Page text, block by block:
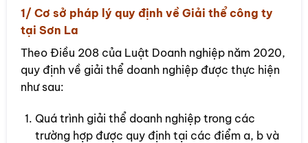
1/ Cơ sở pháp lý quy định về Giải thể công ty
tại Sơn La
Theo Điều 208 của Luật Doanh nghiệp năm 2020,
quy định về giải thể doanh nghiệp được thực hiện
như sau:
Quá trình giải thể doanh nghiệp trong các
trường hợp được quy định tại các điểm a, b và